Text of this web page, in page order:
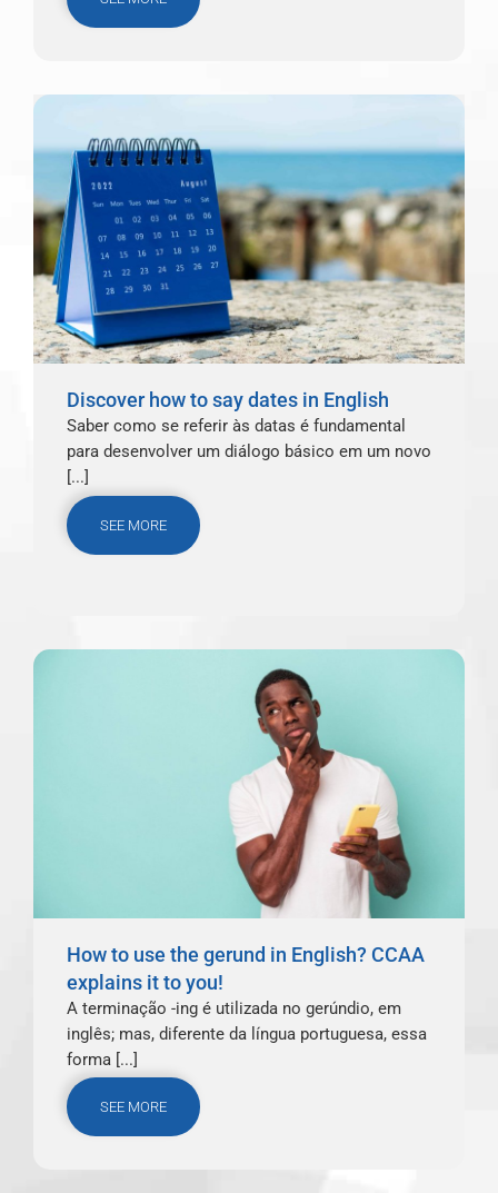
Discover how to say dates in English
Saber como se referir às datas é fundamental
para desenvolver um diálogo básico em um novo
[...]
SEE MORE
How to use the gerund in English? CCAA
explains it to you!
A terminação -ing é utilizada no gerúndio, em
inglês; mas, diferente da língua portuguesa, essa
forma [...]
SEE MORE